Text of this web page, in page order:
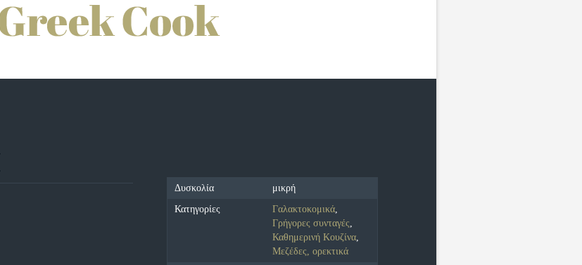
Δυσκολία
μικρή
Κατηγορίες
Γαλακτοκομικά,
Γρήγορες συνταγές,
Καθημερινή Κουζίνα,
Μεζέδες, ορεκτικά